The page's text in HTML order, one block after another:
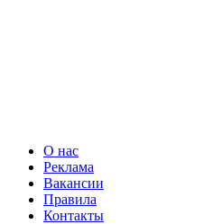
О нас
Реклама
Вакансии
Правила
Контакты